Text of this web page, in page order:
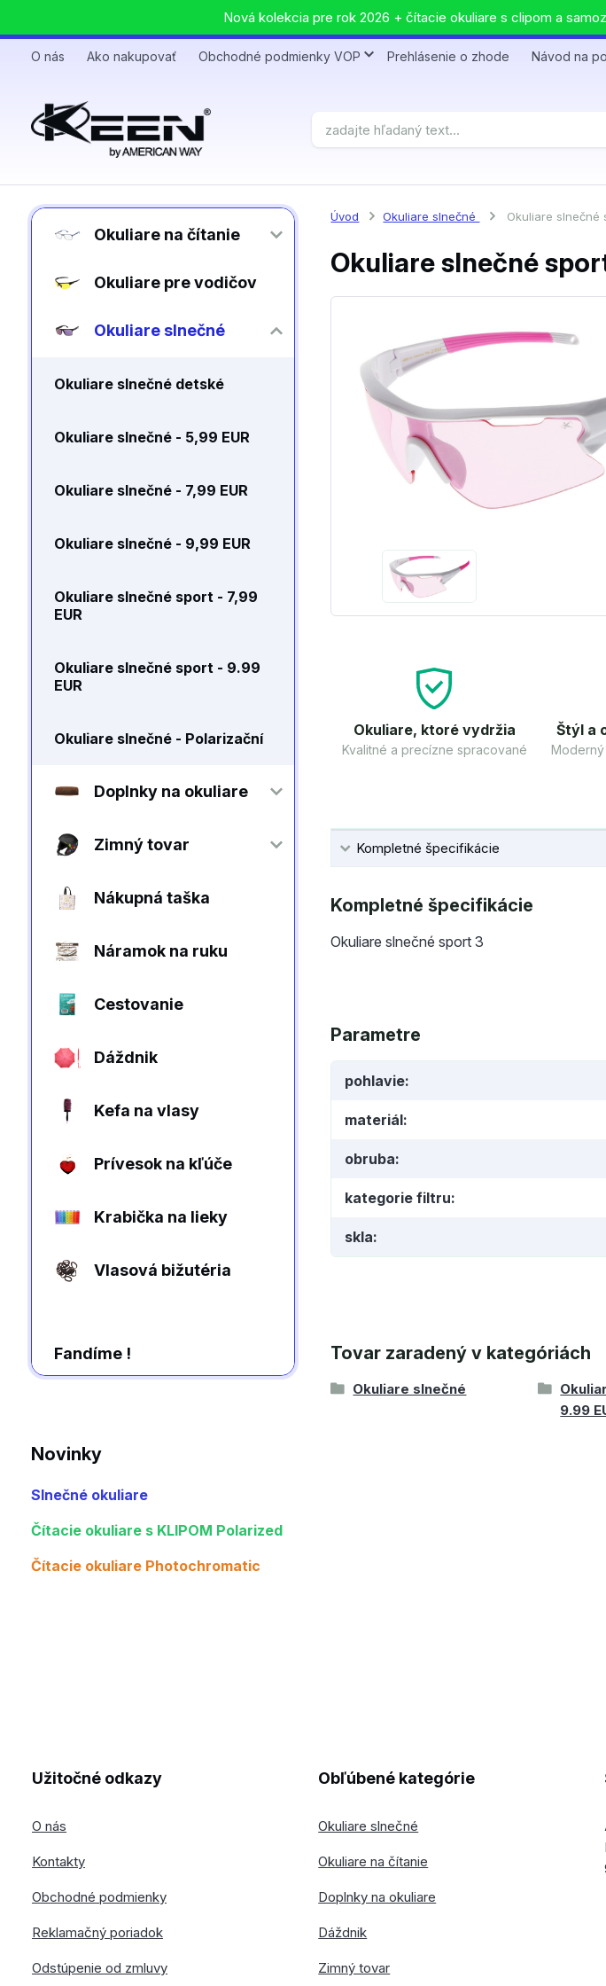
Nová kolekcia pre rok 2026 + čítacie okuliare s clipom a
O nás Ako nakupovať Obchodné podmienky VOP Prehlásenie o zhode Návod na
Okuliare na čítanie
Okuliare pre vodičov
Okuliare slnečné
Okuliare slnečné detské
Okuliare slnečné - 5,99 EUR
Okuliare slnečné - 7,99 EUR
Okuliare slnečné - 9,99 EUR
Okuliare slnečné sport - 7,99
EUR
Okuliare slnečné sport - 9.99
EUR
Okuliare slnečné - Polarizační
Doplnky na okuliare
Zimný tovar
Nákupná taška
Náramok na ruku
Cestovanie
Dáždnik
Kefa na vlasy
Prívesok na kľúče
Krabička na lieky
Vlasová bižutéria
Fandíme !
Novinky
Slnečné okuliare
Čítacie okuliare s KLIPOM Polarized
Čítacie okuliare Photochromatic
Úvod Okuliare slnečné Okuliare slnečné
Okuliare slnečné
Okuliare, ktoré vydržia
Kvalitné a precízne spracované
Štýl a
Kompletné špecifikácie
Kompletné špecifikácie
Okuliare slnečné sport 3
Parametre
pohlavie
materiál
obruba
kategorie filtru
skla
Tovar zaradený v kategóriách
Okuliare slnečné
9.99
Užitočné odkazy
O nás
Kontakty
Obchodné podmienky
Reklamačný poriadok
Odstúpenie od zmluvy
Obľúbené kategórie
Okuliare slnečné
Okuliare na čítanie
Doplnky na okuliare
Dáždnik
Zimný tovar